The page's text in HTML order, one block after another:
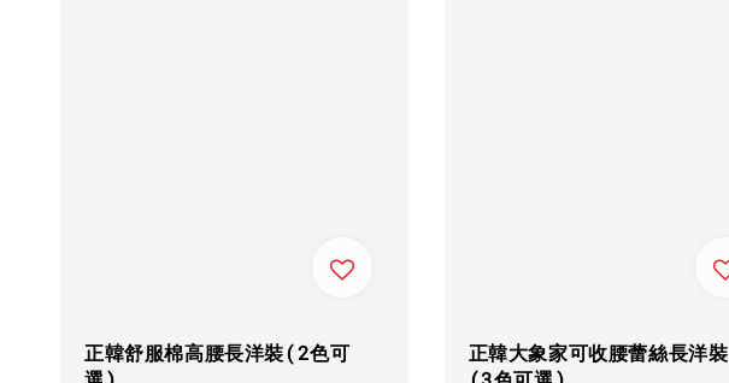
正韓舒服棉高腰長洋裝(2色可
正韓大象家可收腰蕾絲長洋裝